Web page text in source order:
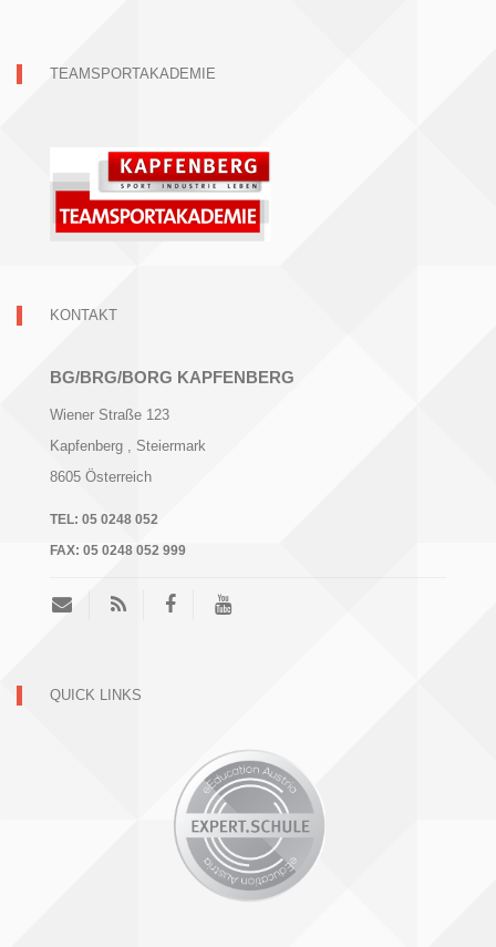
TEAMSPORTAKADEMIE
KONTAKT
BG/BRG/BORG KAPFENBERG
Wiener Straße 123
Kapfenberg
, Steiermark
8605 Österreich
TEL: 05 0248 052
FAX: 05 0248 052 999
QUICK LINKS